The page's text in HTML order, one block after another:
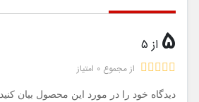
5 از 5
از مجموع 0 امتیاز
دیدگاه خود را در مورد این محصول بیان کنید